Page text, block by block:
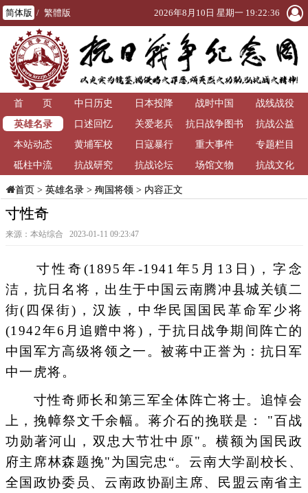
简体版 / 繁體版 2026年8月10日 星期一 19:22:37
首 页 中日历史 日本投降 战时中国
战线战役
英雄名录
口述回忆 关爱老兵
抗日战争图书
馆
抗战公益
本站动态
黄埔军校 日寇暴行 重大事件
专题栏目
砥柱中流
抗战研究 抗战论坛 场馆文物 抗战文化
首页> 英雄名录> 殉国将领> 内容正文
寸性奇
来源：本站综合 2023-01-11 09:23:47
寸性奇(1895年-1941年5月13日)，字念
洁，抗日名将，出生于中国云南腾冲县城关镇二
街(四保街)，汉族，中华民国国民革命军少将
(1942年6月追赠中将)，于抗日战争期间阵亡的
中国军方高级将领之一。被蒋中正誉为：抗日军
中一虎将。
寸性奇师长和第三军全体阵亡将士。追悼会
上，挽幛祭文千余幅。蒋介石的挽联是： "百战
功勋著河山，双忠大节壮中原"。横额为国民政
府主席林森题挽"为国完忠“。云南大学副校长、
全国政协委员、云南政协副主席、民盟云南省主